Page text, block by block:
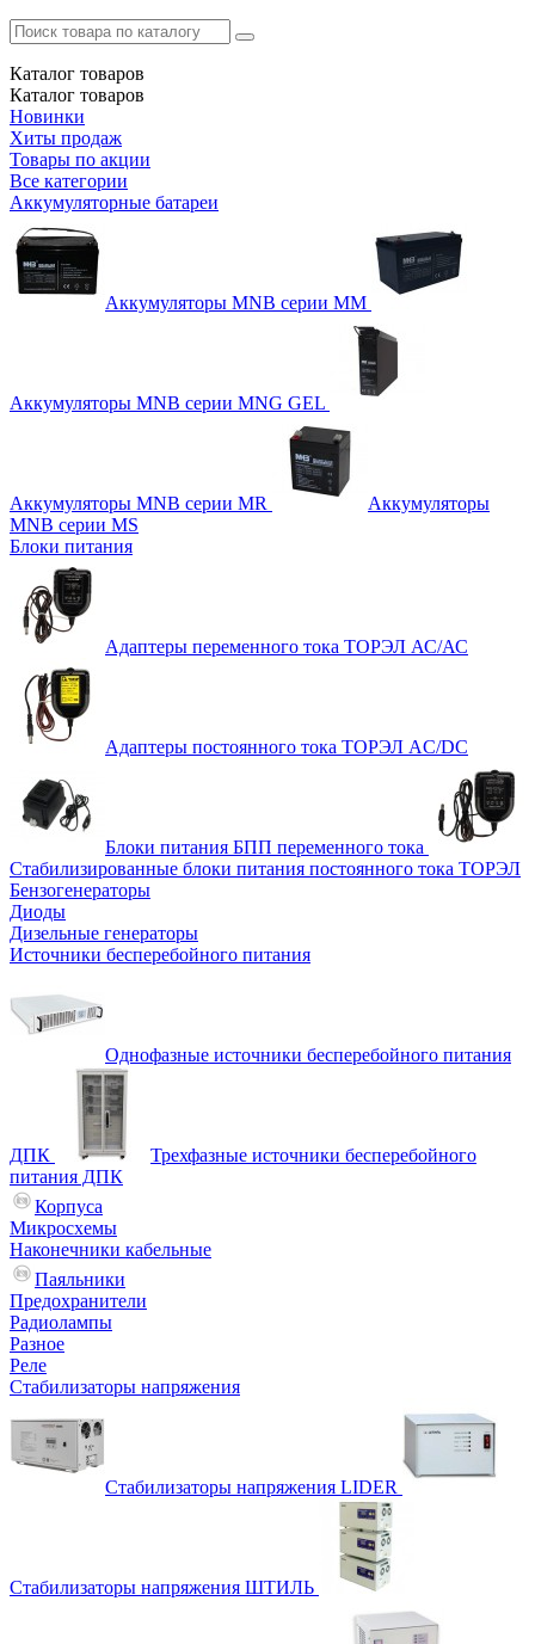
Каталог товаров
Каталог товаров
Новинки
Хиты продаж
Товары по акции
Все категории
Аккумуляторные батареи
Аккумуляторы MNB серии MM
Аккумуляторы MNB серии MNG GEL
Аккумуляторы MNB серии MR
Аккумуляторы
MNB серии MS
Блоки питания
Адаптеры переменного тока ТОРЭЛ АС/АС
Адаптеры постоянного тока ТОРЭЛ AC/DC
Блоки питания БПП переменного тока
Стабилизированные блоки питания постоянного тока ТОРЭЛ
Бензогенераторы
Диоды
Дизельные генераторы
Источники бесперебойного питания
Однофазные источники бесперебойного питания
ДПК
Трехфазные источники бесперебойного
питания ДПК
Корпуса
Микросхемы
Наконечники кабельные
Паяльники
Предохранители
Радиолампы
Разное
Реле
Стабилизаторы напряжения
Стабилизаторы напряжения LIDER
Стабилизаторы напряжения ШТИЛЬ